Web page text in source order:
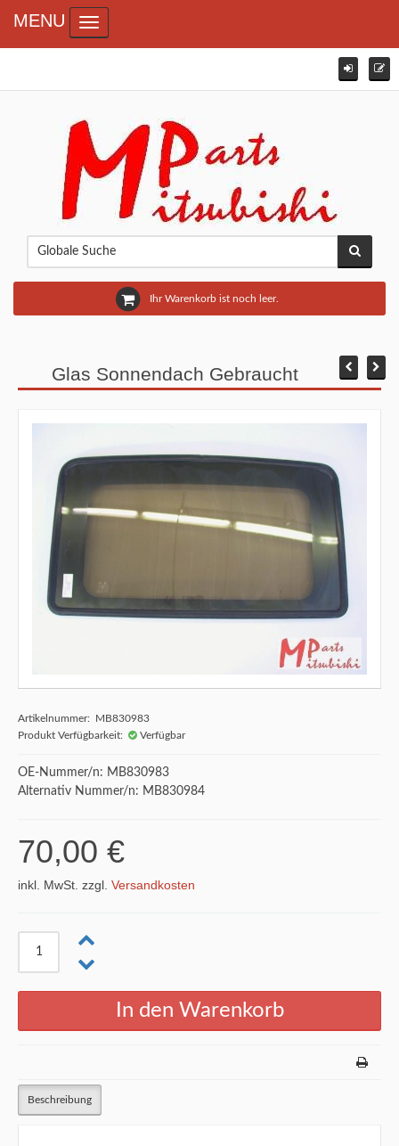
Ihr Warenkorb ist noch leer.
MENU Toggle navigation
Glas Sonnendach Gebraucht
Artikelnummer: MB830983
Produkt Verfügbarkeit:
Verfügbar
OE-Nummer/n: MB830983
Alternativ Nummer/n: MB830984
70,00 €
inkl. MwSt. zzgl. Versandkosten
Beschreibung